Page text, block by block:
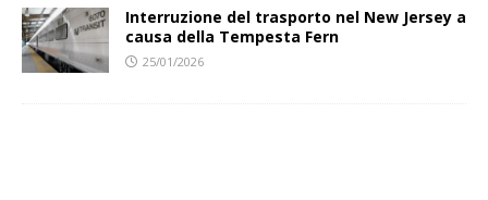
Interruzione del trasporto nel New Jersey a
causa della Tempesta Fern
25/01/2026